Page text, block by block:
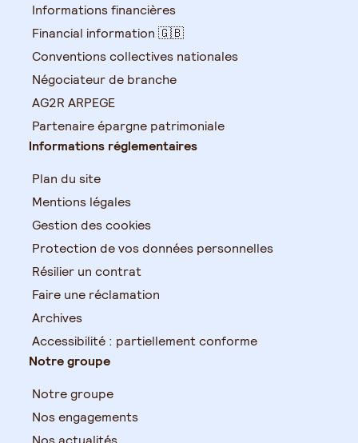
Informations financières
Financial information 🇬🇧
Conventions collectives nationales
Négociateur de branche
AG2R ARPEGE
Partenaire épargne patrimoniale
Informations réglementaires
Plan du site
Mentions légales
Gestion des cookies
Protection de vos données personnelles
Résilier un contrat
Faire une réclamation
Archives
Accessibilité : partiellement conforme
Notre groupe
Notre groupe
Nos engagements